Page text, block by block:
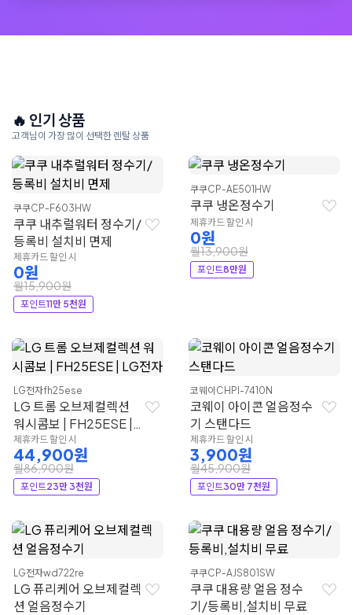
🔥 인기 상품
고객님이 가장 많이 선택한 렌탈 상품
쿠쿠CP-F603HW
쿠쿠 내추럴워터 정수기/
등록비 설치비 면제
제휴카드 할인 시
0원
월15,900원
포인트11만 5천원
쿠쿠CP-AE501HW
쿠쿠 냉온정수기
제휴카드 할인 시
0원
월13,900원
포인트8만원
LG전자fh25ese
LG 트롬 오브제컬렉션
워시콤보 | FH25ESE |
LG전자
제휴카드 할인 시
44,900원
월86,900원
포인트23만 3천원
코웨이 CHPI-7410N
코웨이 아이콘 얼음정수
기 스탠다드
제휴카드 할인 시
3,900원
월45,900원
포인트30만 7천원
LG전자wd722re
LG 퓨리케어 오브제컬렉
션 얼음정수기
쿠쿠CP-AJS801SW
쿠쿠 대용량 얼음 정수
기/등록비,설치비 무료